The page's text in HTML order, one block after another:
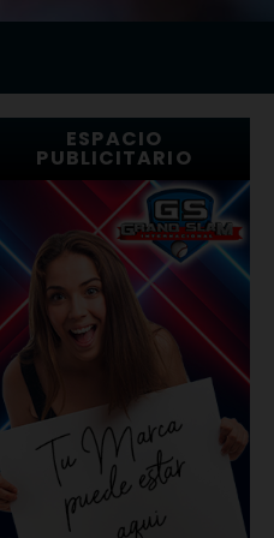
ESPACIO
PUBLICITARIO